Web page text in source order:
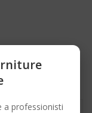
a professionisti